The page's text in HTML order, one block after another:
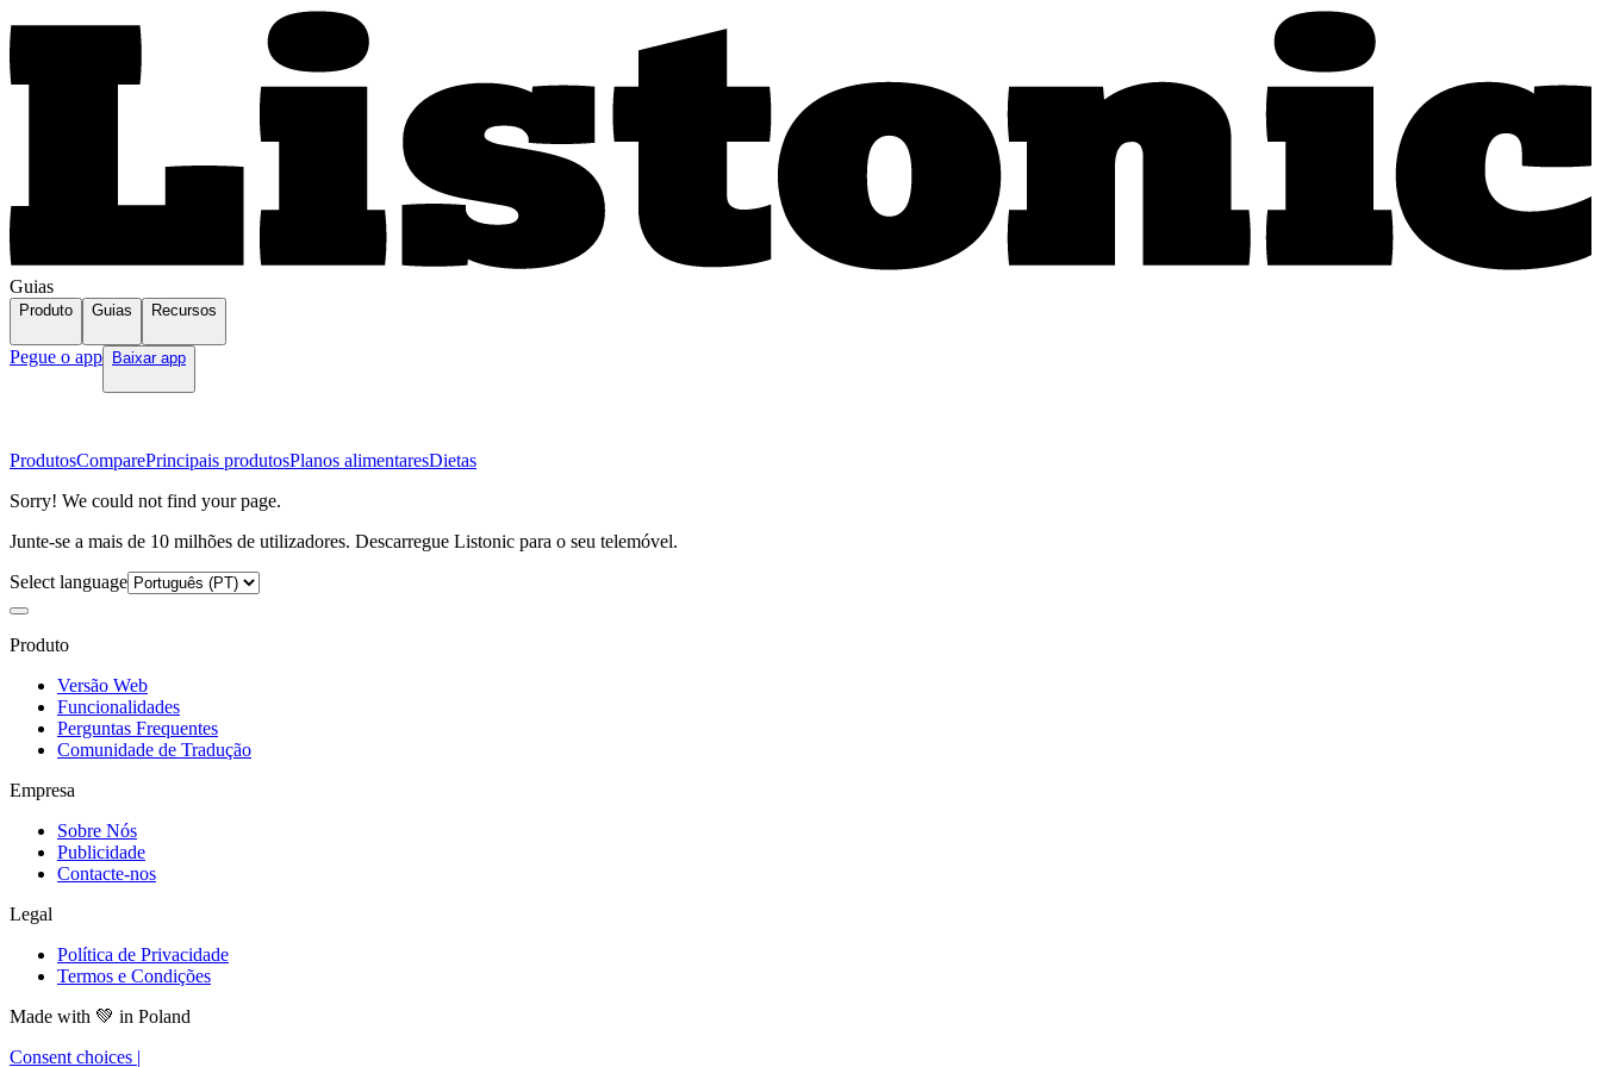
Guias
Produto Guias Recursos
Pegue o app Baixar app
ProdutosComparePrincipais produtosPlanos alimentaresDietas
Sorry! We could not find your page.
Junte-se a mais de 10 milhões de utilizadores. Descarregue Listonic para o seu telemóvel.
Select language
Produto
Versão Web
Funcionalidades
Perguntas Frequentes
Comunidade de Tradução
Empresa
Sobre Nós
Publicidade
Contacte-nos
Legal
Política de Privacidade
Termos e Condições
Made with 💚 in Poland
Consent choices |